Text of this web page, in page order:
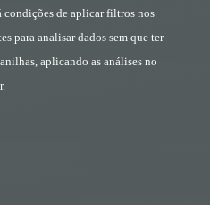
condições de aplicar filtros nos
para analisar dados sem que ter
aplicando as análises no